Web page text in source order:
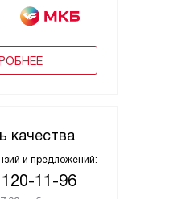
качества
и предложений:
11-96
монтаж
монтаж вытяжки оптимален